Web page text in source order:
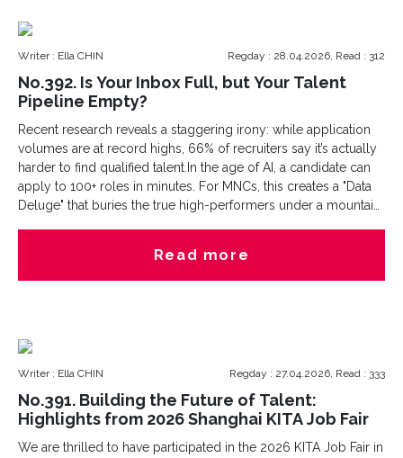
Writer : Ella CHIN Regday : 28.04.2026, Read : 312
No.392. Is Your Inbox Full, but Your Talent
Pipeline Empty?
Recent research reveals a staggering irony: while application
volumes are at record highs, 66% of recruiters say it’s actually
harder to find qualified talent.In the age of AI, a candidate can
apply to 100+ roles in minutes. For MNCs, this creates a "Data
Deluge" that buries the true high-performers under a mountain
the human-led vetting that algorithms miss, ensuring your
regional hub is powered by specialists, not just "applicants."
Read more
Writer : Ella CHIN Regday : 27.04.2026, Read : 333
No.391. Building the Future of Talent:
Highlights from 2026 Shanghai KITA Job Fair
We are thrilled to have participated in the 2026 KITA Job Fair in